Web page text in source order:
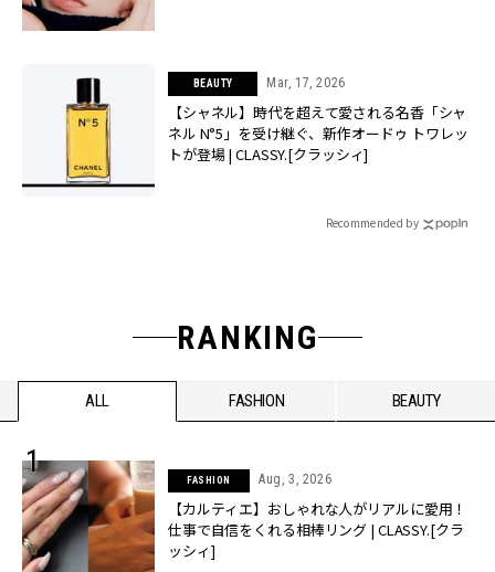
BEAUTY Mar, 17, 2026
【シャネル】時代を超えて愛される名香「シャ
ネル N°5」を受け継ぐ、新作オードゥ トワレッ
トが登場 | CLASSY.[クラッシィ]
Recommended by
RANKING
ALL FASHION BEAUTY
FASHION Aug, 3, 2026
【カルティエ】おしゃれな人がリアルに愛用！
仕事で自信をくれる相棒リング | CLASSY.[クラ
ッシィ]